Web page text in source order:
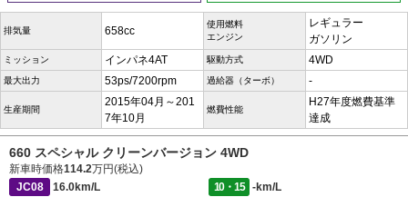
排気量 658cc
使用燃料
エンジン
レギュラー
ガソリン
ミッション インパネ4AT 駆動方式 4WD
最大出力 53ps/7200rpm 過給器（ターボ） -
生産期間
2015年04月～201
7年10月
燃費性能
H27年度燃費基準
達成
660 スペシャル クリーンバージョン 4WD
新車時価格114.2万円(税込)
JC08
16.0km/L 10・15
-km/L